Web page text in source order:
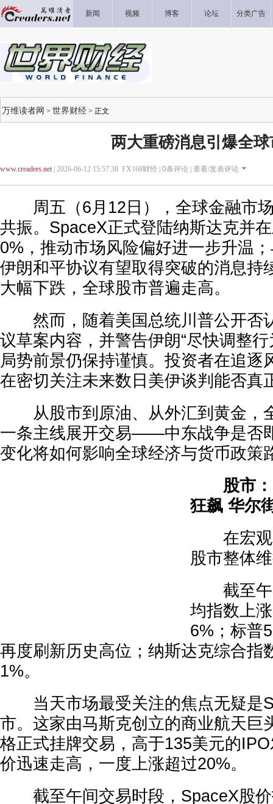
新闻 视频 博客 论坛 分类广告
万维读者网 > 世界财经 > 正文
两大重磅消息引爆全球
www.creaders.net| 2026-06-12 15:57:38 FX168财经 | 0条评论 | 查看/发表评论
周五（6月12日），全球金融市场
共振。SpaceX正式登陆纳斯达克并
0%，推动市场风险偏好进一步升温
伊朗和平协议有望取得突破的消息持
大幅下跌，全球股市普遍走高。
然而，随着美国总统川普公开否
议草案内容，并警告伊朗“尽快调整
局势前景仍保持谨慎。投资者在追逐
在密切关注未来数日美伊谈判能否真
从股市到原油、从外汇到黄金，
一条主线展开交易——中东战争是否
变化将如何影响全球经济与货币政策
股市
狂飙 华尔
在宏观
股市整体
截至午
均指数上
6%；标普
再度刷新历史高位；纳斯达克综合指
1%。
当天市场最受关注的焦点无疑是
市。这家由马斯克创立的商业航天巨
格正式挂牌交易，高于135美元的
价迅速走高，一度上涨超过20%。
截至午间交易时段，SpaceX股价